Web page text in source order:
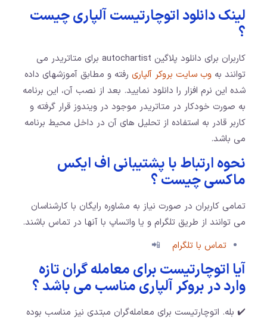
لینک دانلود اتوچارتیست آلپاری چیست
؟
کاربران برای دانلود پلاگین autochartist برای متاتریدر می
توانند به وب سایت بروکر آلپاری رفته و مطابق آموزشهای داده
شده این نرم افزار را دانلود نمایید. بعد از نصب آن، این برنامه
به صورت خودکار در متاتریدر موجود در ویندوز قرار گرفته و
کاربر قادر به استفاده از تحلیل های آن در داخل محیط برنامه
می باشد.
نحوه ارتباط با پشتیبانی اف ایکس
ماکسی چیست ؟
تمامی کاربران در صورت نیاز به مشاوره رایگان با کارشناسان
می توانند از طریق تلگرام و یا واتساپ با آنها در تماس باشند.
تماس با تلگرام 📲
آیا اتوچارتیست برای معامله گران تازه
وارد در بروکر آلپاری مناسب می باشد ؟
✔️ بله. اتوچارتیست برای معامله‌گران مبتدی نیز مناسب بوده